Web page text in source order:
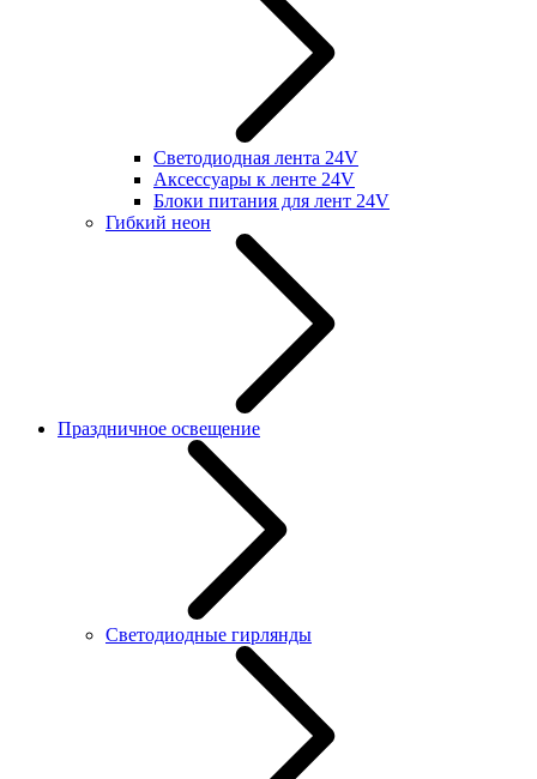
Светодиодная лента 24V
Аксессуары к ленте 24V
Блоки питания для лент 24V
Гибкий неон
Праздничное освещение
Светодиодные гирлянды